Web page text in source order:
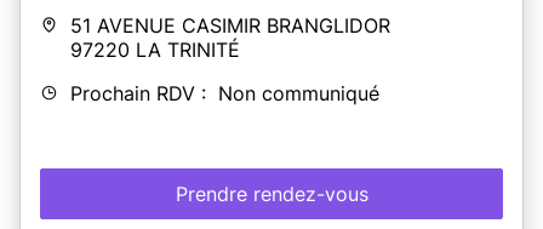
51 AVENUE CASIMIR BRANGLIDOR
97220 LA TRINITÉ
Prochain RDV : Non communiqué
Prendre rendez-vous